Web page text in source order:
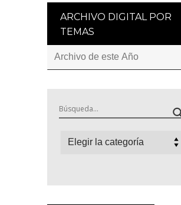
ARCHIVO DIGITAL POR
TEMAS
Categorías